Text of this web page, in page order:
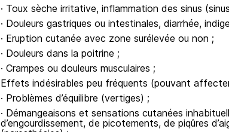
· Toux sèche irritative, inflammation des sinus
· Douleurs gastriques ou intestinales, diarrhée,
· Eruption cutanée avec zone surélevée ou non ;
· Douleurs dans la poitrine ;
· Crampes ou douleurs musculaires ;
Effets indésirables peu fréquents (pouvant affecter
· Problèmes d’équilibre (vertiges) ;
· Démangeaisons et sensations cutanées
d’engourdissement, de picotements, de piqûres